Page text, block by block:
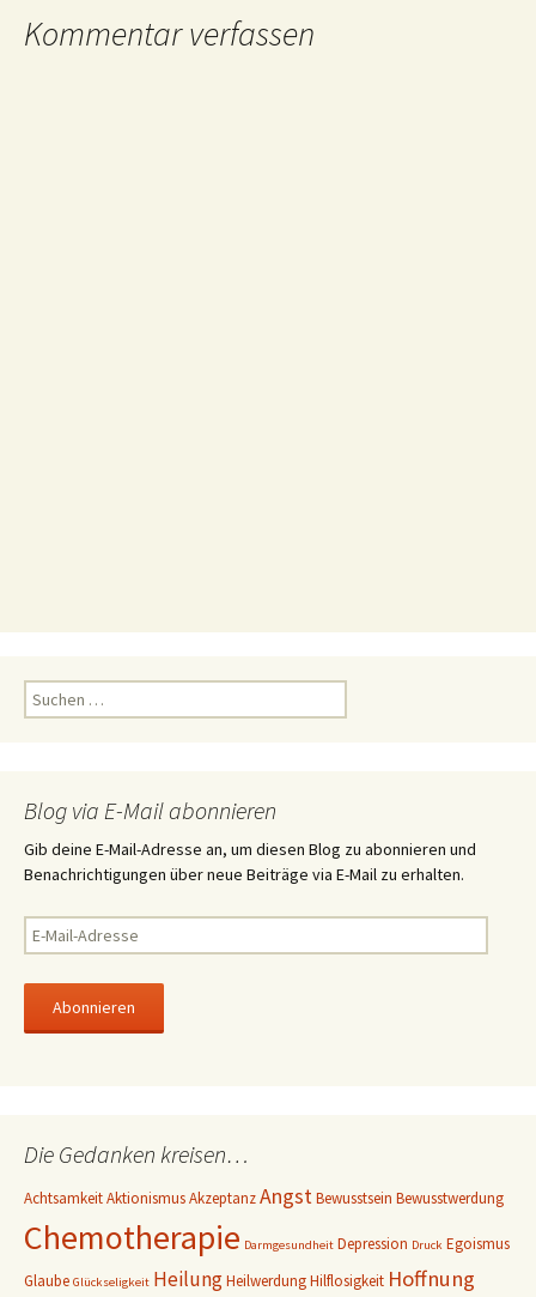
Kommentar verfassen
u
n
n
a
h
Blog via E-Mail abonnieren
Gib deine E-Mail-Adresse an, um diesen Blog zu abonnieren und
Benachrichtigungen über neue Beiträge via E-Mail zu erhalten.
-
M
i
r
s
s
e
Die Gedanken kreisen…
AchtsamkeitAktionismusAkzeptanzAngstBewusstsein Bewusstwerdung
Chemotherapie Darmgesundheit Depression Druck Egoismus
Glaube Glückseligkeit HeilungHeilwerdungHilflosigkeit Hoffnung